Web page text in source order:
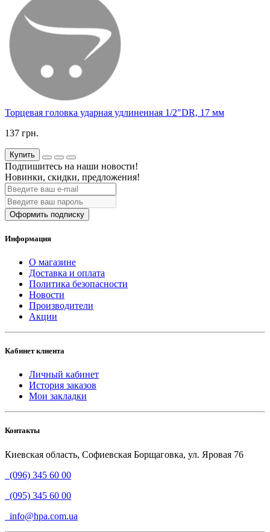
Торцевая головка ударная удлиненная 1/2"DR, 17 мм
137 грн.
Купить
Подпишитесь на наши новости!
Новинки, скидки, предложения!
Оформить подписку
Информация
О магазине
Доставка и оплата
Политика безопасности
Новости
Производители
Акции
Кабинет клиента
Личный кабинет
История заказов
Мои закладки
Контакты
Киевская область, Софиевская Борщаговка, ул. Яровая 76
(096) 345 60 00
(095) 345 60 00
info@hpa.com.ua